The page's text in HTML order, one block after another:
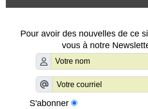
Pour avoir des nouvelles de ce
vous à notre
S'abonner